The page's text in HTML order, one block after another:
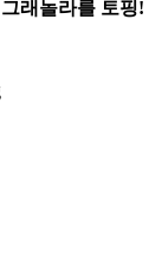
래놀라를 토핑!